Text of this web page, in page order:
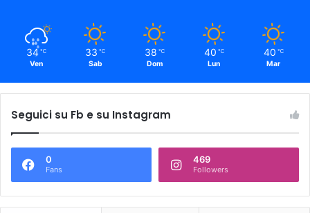
34 ℃
Ven
33 ℃
Sab
38 ℃
Dom
40 ℃
Lun
40 ℃
Mar
Seguici su Fb e su Instagram
0
Fans
469
Followers